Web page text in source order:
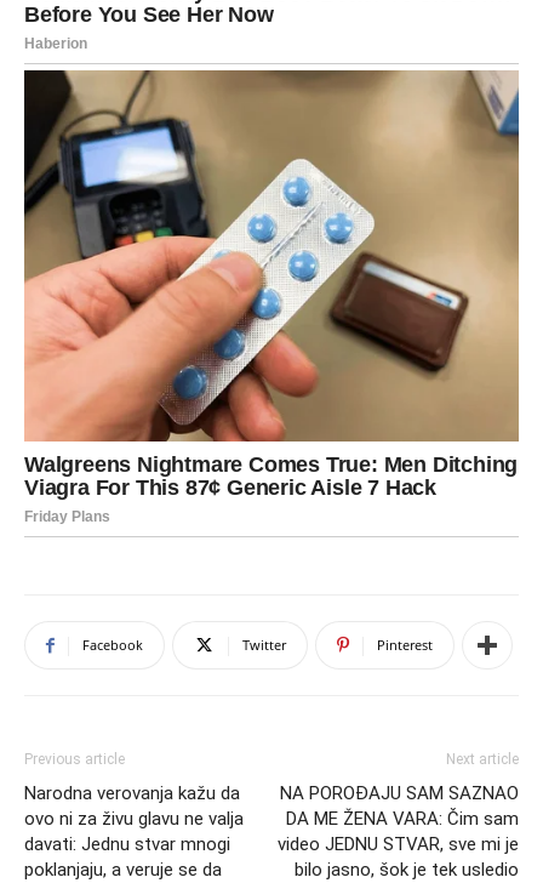
Facebook Twitter Pinterest
Previous article
Narodna verovanja kažu da
ovo ni za živu glavu ne valja
davati: Jednu stvar mnogi
poklanjaju, a veruje se da
Next article
NA POROĐAJU SAM SAZNAO
DA ME ŽENA VARA: Čim sam
video JEDNU STVAR, sve mi je
bilo jasno, šok je tek usledio